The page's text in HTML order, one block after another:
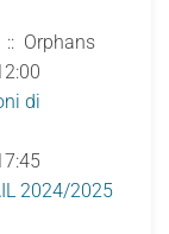
:: Orphans
di
2024/2025